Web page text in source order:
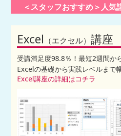
＜スタッフおすすめ＞人気
Excel （エクセル）講座
受講満足度98.8％！最短2週間か
Excelの基礎から実践レベルまで
Excel講座の詳細はコチラ